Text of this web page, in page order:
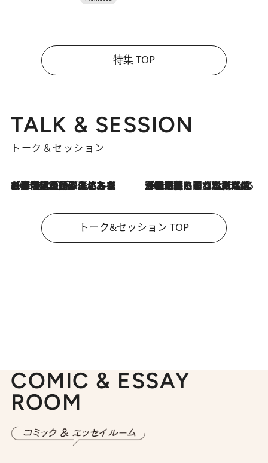
特集 TOP
TALK & SESSION
トーク＆セッション
2026.8.3
「今後値上げがあるとすれば…」「リスクがあるのは今年の冬」エネルギー専門家が語る、ホルムズ海峡封鎖が家庭にもたらす“ある心配” 2026.8.3
「住宅建てられない…」「サーチャージ料の高値が続いている」ホルムズ海峡封鎖による影響はいつまで続く？《エネルギー専門家に聞く“どうなる日本の暮らし”》
トーク&セッション TOP
COMIC & ESSAY
ROOM